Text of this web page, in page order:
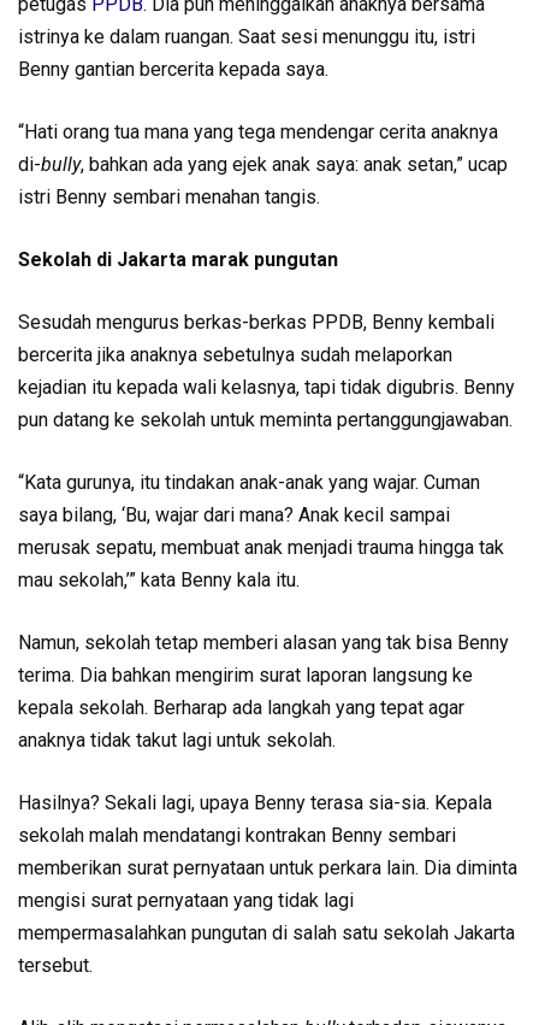
istrinya ke dalam ruangan. Saat sesi menunggu itu, istri
Benny gantian bercerita kepada saya.
“Hati orang tua mana yang tega mendengar cerita anaknya
di-bully, bahkan ada yang ejek anak saya: anak setan,” ucap
istri Benny sembari menahan tangis.
Sekolah di Jakarta marak pungutan
Sesudah mengurus berkas-berkas PPDB, Benny kembali
bercerita jika anaknya sebetulnya sudah melaporkan
kejadian itu kepada wali kelasnya, tapi tidak digubris. Benny
pun datang ke sekolah untuk meminta pertanggungjawaban.
“Kata gurunya, itu tindakan anak-anak yang wajar. Cuman
saya bilang, ‘Bu, wajar dari mana? Anak kecil sampai
merusak sepatu, membuat anak menjadi trauma hingga tak
mau sekolah,’” kata Benny kala itu.
Namun, sekolah tetap memberi alasan yang tak bisa Benny
terima. Dia bahkan mengirim surat laporan langsung ke
kepala sekolah. Berharap ada langkah yang tepat agar
anaknya tidak takut lagi untuk sekolah.
Hasilnya? Sekali lagi, upaya Benny terasa sia-sia. Kepala
sekolah malah mendatangi kontrakan Benny sembari
memberikan surat pernyataan untuk perkara lain. Dia diminta
mengisi surat pernyataan yang tidak lagi
mempermasalahkan pungutan di salah satu sekolah Jakarta
tersebut.